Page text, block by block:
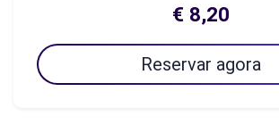
€ 8,20
Reservar agora